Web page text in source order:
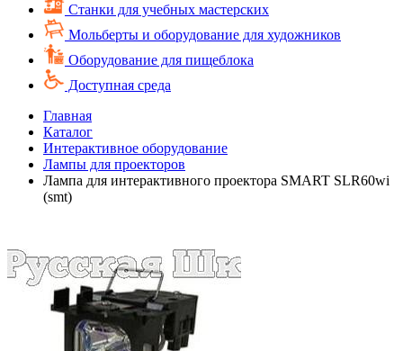
Cтанки для учебных мастерских
Мольберты и оборудование для художников
Оборудование для пищеблока
Доступная среда
Главная
Каталог
Интерактивное оборудование
Лампы для проекторов
Лампа для интерактивного проектора SMART SLR60wi
(smt)